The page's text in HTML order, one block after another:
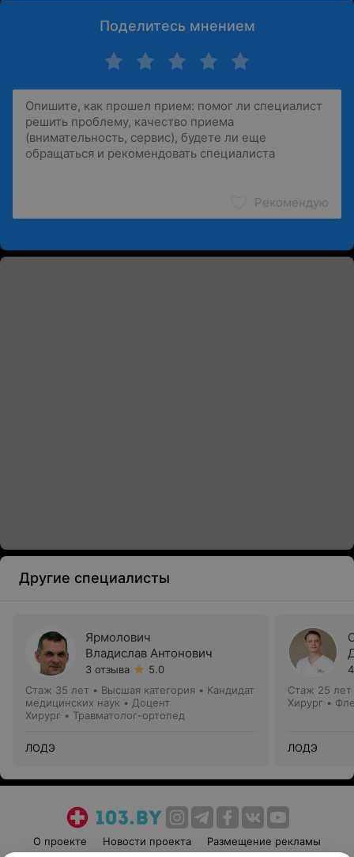
Поделитесь мнением
Рекомендую
Другие специалисты
Ярмолович
Владислав Антонович
3 отзыва
5.0
Стаж 35 лет • Высшая категория • Кандидат
медицинских наук • Доцент
Хирург • Травматолог-ортопед
ЛОДЭ
Стаж 25 лет
Хирург •
ЛОДЭ
О проекте Новости проекта Размещение рекламы